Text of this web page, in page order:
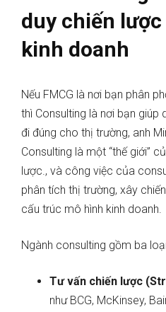
duy chiến
kinh doanh
Nếu FMCG là nơi bạn phân
thì Consulting là nơi bạn giúp
đi đúng cho thị trường, anh
Consulting là một “thế giới”
lược., và công việc của
phân tích thị trường, xây
cấu trúc mô hình kinh doanh.
Ngành consulting gồm ba
Tư vấn chiến lược
như BCG, McKinsey,